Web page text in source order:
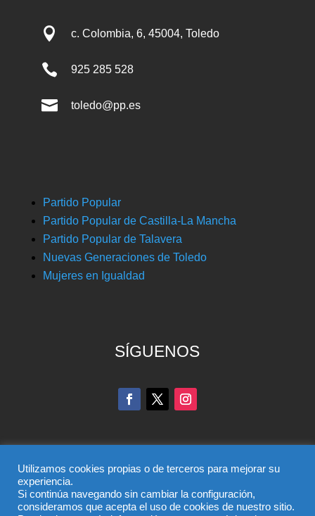
 c. Colombia, 6, 45004, Toledo
 925 285 528
 toledo@pp.es
Partido Popular
Partido Popular de Castilla-La Mancha
Partido Popular de Talavera
Nuevas Generaciones de Toledo
Mujeres en Igualdad
SÍGUENOS
© Partido Popular de Toledo – C/ Colombia, 6, 45004,
Utilizamos cookies propias o de terceros para mejorar su
experiencia.
Si continúa navegando sin cambiar la configuración,
consideramos que acepta el uso de cookies de nuestro sitio.